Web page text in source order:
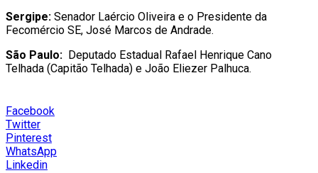
Sergipe: Senador Laércio Oliveira e o Presidente da
Fecomércio SE, José Marcos de Andrade.
São Paulo: Deputado Estadual Rafael Henrique Cano
Telhada (Capitão Telhada) e João Eliezer Palhuca.
Facebook
Twitter
Pinterest
WhatsApp
Linkedin